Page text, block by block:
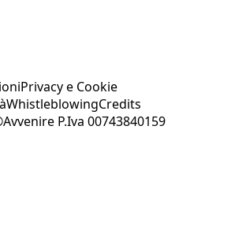
Privacy e Cookie
WhistleblowingCredits
P.Iva 00743840159